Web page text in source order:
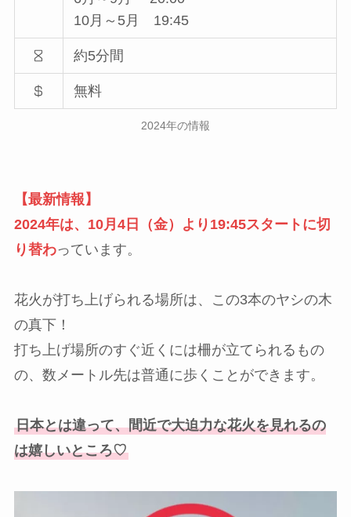
10月～5月 19:45
約5分間
無料
2024年の情報
【最新情報】
2024年は、10月4日（金）より19:45スタートに切
り替わっています。
花火が打ち上げられる場所は、この3本のヤシの木
の真下！
打ち上げ場所のすぐ近くには柵が立てられるもの
の、数メートル先は普通に歩くことができます。
日本とは違って、間近で大迫力な花火を見れるの
は嬉しいところ♡